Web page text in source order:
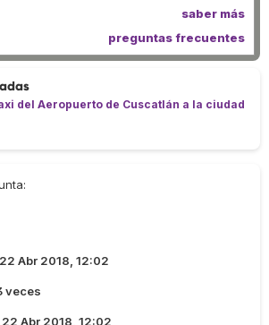
saber más
preguntas frecuentes
del Aeropuerto de Cuscatlán a la ciudad
22 Abr 2018, 12:02
veces
22 Abr 2018, 12:02